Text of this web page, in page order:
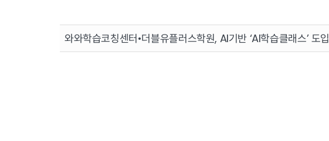
와와학습코칭센터•더블유플러스학원, AI기반 ‘AI학습클래스’ 도입